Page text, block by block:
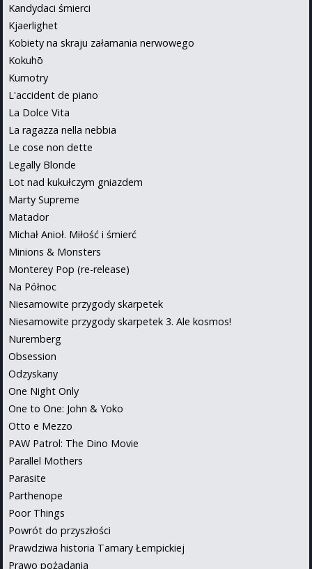
Kandydaci śmierci
Kjaerlighet
Kobiety na skraju załamania nerwowego
Kokuhō
Kumotry
L'accident de piano
La Dolce Vita
La ragazza nella nebbia
Le cose non dette
Legally Blonde
Lot nad kukułczym gniazdem
Marty Supreme
Matador
Michał Anioł. Miłość i śmierć
Minions & Monsters
Monterey Pop (re-release)
Na Północ
Niesamowite przygody skarpetek
Niesamowite przygody skarpetek 3. Ale kosmos!
Nuremberg
Obsession
Odzyskany
One Night Only
One to One: John & Yoko
Otto e Mezzo
PAW Patrol: The Dino Movie
Parallel Mothers
Parasite
Parthenope
Poor Things
Powrót do przyszłości
Prawdziwa historia Tamary Łempickiej
Prawo pożądania